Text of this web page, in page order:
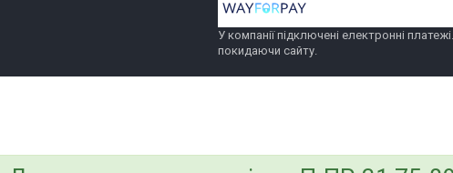
У компанії підключені електронні
покидаючи сайту.